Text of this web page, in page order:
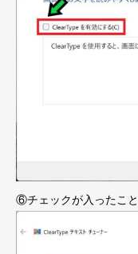
⑥チェックが入ったこ